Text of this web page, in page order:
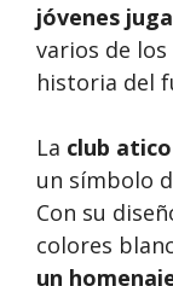
jóvenes
varios de
historia del
La club atico
un símbolo
Con su
colores
un